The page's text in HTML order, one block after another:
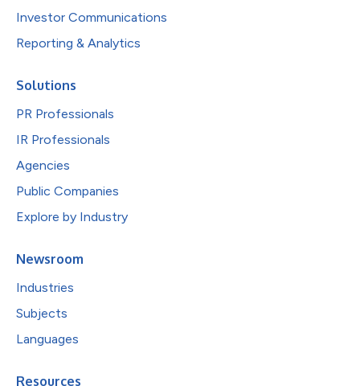
Investor Communications
Reporting & Analytics
Solutions
PR Professionals
IR Professionals
Agencies
Public Companies
Explore by Industry
Newsroom
Industries
Subjects
Languages
Resources